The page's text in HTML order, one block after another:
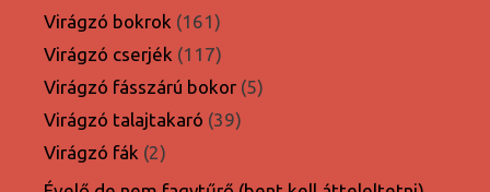
termék
Virágzó bokrok 161161
termék
Virágzó cserjék 117117
termék
Virágzó fásszárú bokor 55
Virágzó talajtakaró 3939
Virágzó fák 22
termék